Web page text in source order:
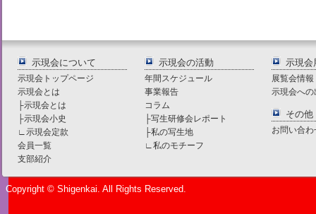
示現会について
示現会トップページ
示現会とは
├示現会とは
├示現会小史
∟ 示現会定款
会員一覧
支部紹介
示現会の活動
年間スケジュール
事業報告
コラム
├写生研修会レポート
├私の写生地
∟ 私のモチーフ
示現会
展覧会情報
示現会へ
その他
お問い合
Copyright © Shigenkai. All Rights Reserved.